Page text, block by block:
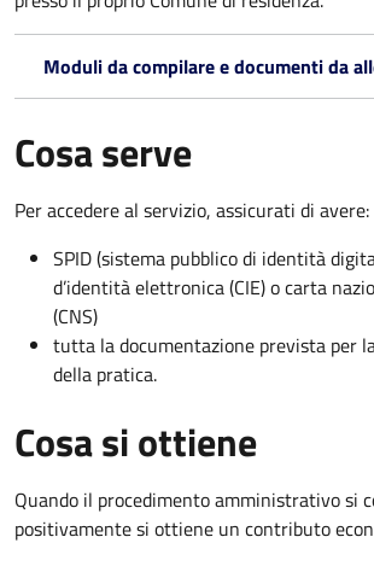
Moduli da compilare e documenti da
Cosa serve
Per accedere al servizio, assicurati di avere:
SPID (sistema pubblico di identità
d’identità elettronica (CIE) o carta
(CNS)
tutta la documentazione prevista per
della pratica.
Cosa si ottiene
Quando il procedimento amministrativo si
positivamente si ottiene un contributo